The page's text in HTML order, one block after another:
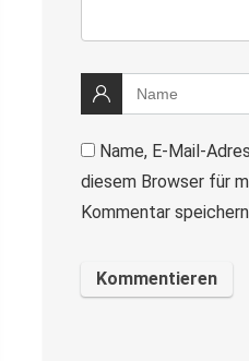
Name, E-Mail-
diesem Browser für
Kommentar